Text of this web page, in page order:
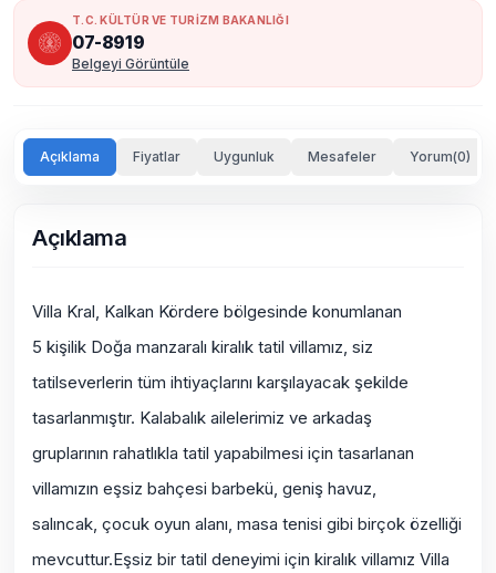
T.C. KÜLTÜR VE TURİZM BAKANLIĞI
07-8919
Belgeyi Görüntüle
Açıklama Fiyatlar Uygunluk Mesafeler Yorum(0)
Açıklama
Villa Kral, Kalkan Kördere bölgesinde konumlanan
5 kişilik Doğa manzaralı kiralık tatil villamız, siz
tatilseverlerin tüm ihtiyaçlarını karşılayacak şekilde
tasarlanmıştır. Kalabalık ailelerimiz ve arkadaş
gruplarının rahatlıkla tatil yapabilmesi için tasarlanan
villamızın eşsiz bahçesi barbekü, geniş havuz,
salıncak, çocuk oyun alanı, masa tenisi gibi birçok özelliği
mevcuttur.Eşsiz bir tatil deneyimi için kiralık villamız Villa